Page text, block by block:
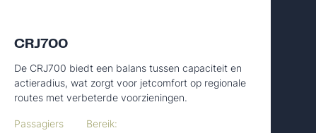
CRJ700
De CRJ700 biedt een balans tussen capaciteit en
actieradius, wat zorgt voor jetcomfort op regionale
routes met verbeterde voorzieningen.
Passagiers
Bereik: